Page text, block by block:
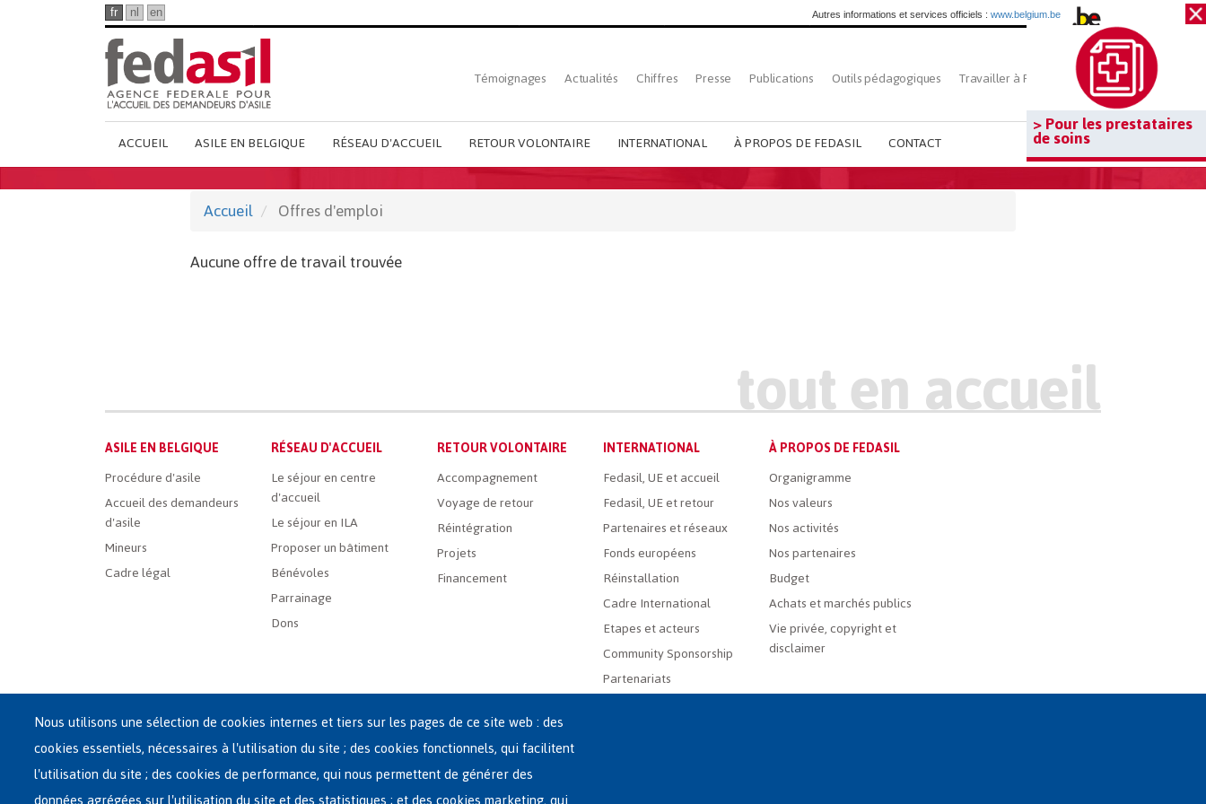
> Pour les prestataires
de soins
fr nl en Autres informations et services officiels : www.belgium.be
Top
French
menu
Témoignages Actualités Chiffres Presse Publications Outils pédagogiques Travailler à Fedasil Rechercher
Main
French
ACCUEIL ASILE EN BELGIQUE RÉSEAU D'ACCUEIL RETOUR VOLONTAIRE INTERNATIONAL À PROPOS DE FEDASIL CONTACT
Accueil
Offres d'emploi
Aucune offre de travail trouvée
Main
French
Menu
ASILE EN BELGIQUE
Procédure d'asile
Accueil des demandeurs
d'asile
Mineurs
Cadre légal
RÉSEAU D'ACCUEIL
Le séjour en centre
d'accueil
Le séjour en ILA
Proposer un bâtiment
Bénévoles
Parrainage
Dons
RETOUR VOLONTAIRE
Accompagnement
Voyage de retour
Réintégration
Projets
Financement
INTERNATIONAL
Fedasil, UE et accueil
Fedasil, UE et retour
Partenaires et réseaux
Fonds européens
Réinstallation
Cadre International
Etapes et acteurs
Community Sponsorship
Partenariats
À PROPOS DE FEDASIL
Organigramme
Nos valeurs
Nos activités
Nos partenaires
Budget
Achats et marchés publics
Vie privée, copyright et
disclaimer
Siège central de Fedasil
Rue des Chartreux 21 , 1000 Bruxelles
Nous utilisons une sélection de cookies internes et tiers sur les pages de ce site web : des
cookies essentiels, nécessaires à l'utilisation du site ; des cookies fonctionnels, qui facilitent
l'utilisation du site ; des cookies de performance, qui nous permettent de générer des